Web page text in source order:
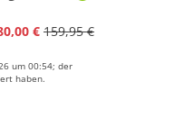
€ 159,95 €
um 00:54; der
haben.